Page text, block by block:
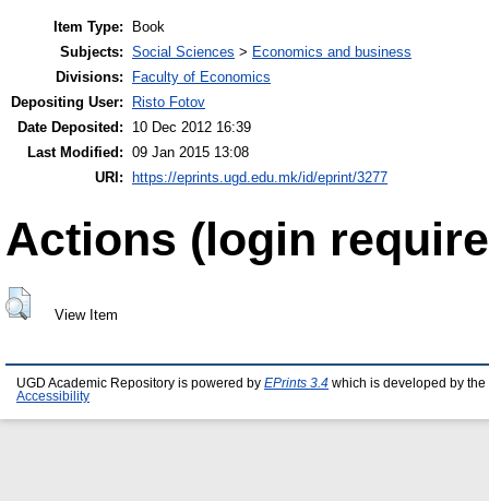
Item Type:
Book
Subjects: Social Sciences > Economics and business
Divisions:
Faculty of Economics
Depositing User:
Risto Fotov
Date Deposited:
10 Dec 2012 16:39
Last Modified: 09 Jan 2015 13:08
URI:
https://eprints.ugd.edu.mk/id/eprint/3277
Actions (login
View Item
UGD Academic Repository is powered by EPrints 3.4 which is developed by the
Accessibility